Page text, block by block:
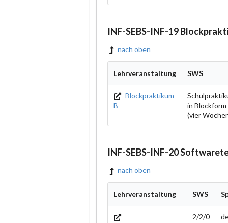
INF-SEBS-INF-19
nach oben
Lehrveranstaltung SWS
Blockpraktikum
B
in Blockform
(vier
INF-SEBS-INF-20
nach oben
Lehrveranstaltung SWS
2/2/0